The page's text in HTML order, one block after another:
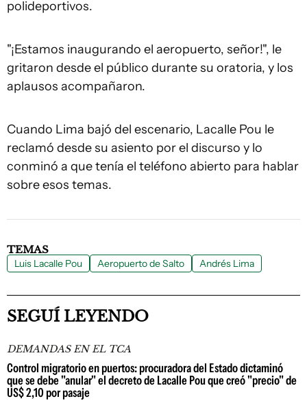
polideportivos.
"¡Estamos inaugurando el aeropuerto, señor!", le
gritaron desde el público durante su oratoria, y los
aplausos acompañaron.
Cuando Lima bajó del escenario, Lacalle Pou le
reclamó desde su asiento por el discurso y lo
conminó a que tenía el teléfono abierto para hablar
sobre esos temas.
TEMAS
Luis Lacalle Pou Aeropuerto de Salto Andrés Lima
SEGUÍ LEYENDO
DEMANDAS EN EL TCA
Control migratorio en puertos: procuradora del Estado dictaminó
que se debe "anular" el decreto de Lacalle Pou que creó "precio" de
US$ 2,10 por pasaje